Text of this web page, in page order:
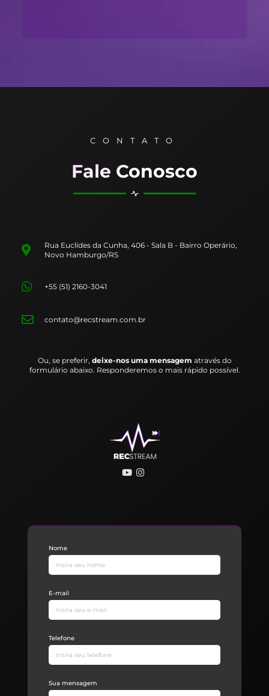
CONTATO
Fale Conosco
Rua Euclídes da Cunha, 406 - Sala B - Bairro Operário,
Novo Hamburgo/RS
+55 (51) 2160-3041
contato@recstream.com.br
Ou, se preferir, deixe-nos uma mensagem através do
formulário abaixo. Responderemos o mais rápido possível.
Nome
E-mail
Telefone
Sua mensagem